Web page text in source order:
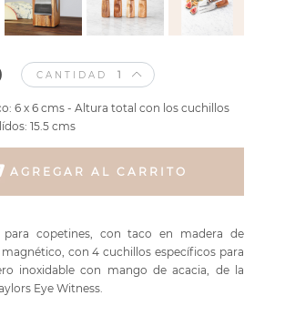
CANTIDAD
6 x 6 cms - Altura total con los cuchillos
15.5 cms
AGREGAR AL CARRITO
para copetines, con taco en madera de
con 4 cuchillos específicos para
inoxidable con mango de acacia, de la
Eye Witness.